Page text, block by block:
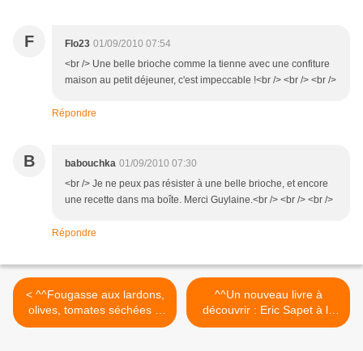
F Flo23 01/09/2010 07:54
<br /> Une belle brioche comme la tienne avec une confiture
maison au petit déjeuner, c'est impeccable !<br /> <br /> <br />
Répondre
B babouchka 01/09/2010 07:30
<br /> Je ne peux pas résister à une belle brioche, et encore
une recette dans ma boîte. Merci Guylaine.<br /> <br /> <br />
Répondre
< ^^Fougasse aux lardons,
olives, tomates séchées &
romarin^^
^^Un nouveau livre à
découvrir : Eric Sapet à la
petite maison de Cucuron